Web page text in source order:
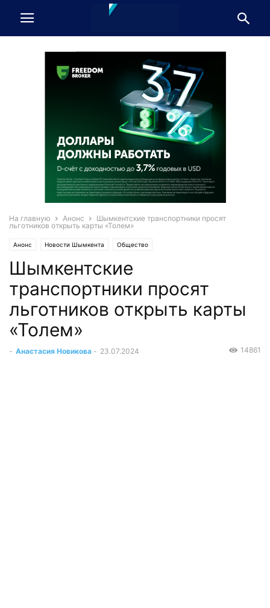
На главную Анонс
Шымкентские транспортники просят
льготников открыть карты «Толем»
Анонс Новости Шымкента Общество
Шымкентские
транспортники просят
льготников открыть карты
«Толем»
- Анастасия Новикова - 23.07.2024 14861